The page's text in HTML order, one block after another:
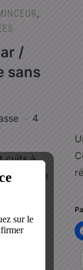
,
/
sans
4
cuits à
d’huile
gras !